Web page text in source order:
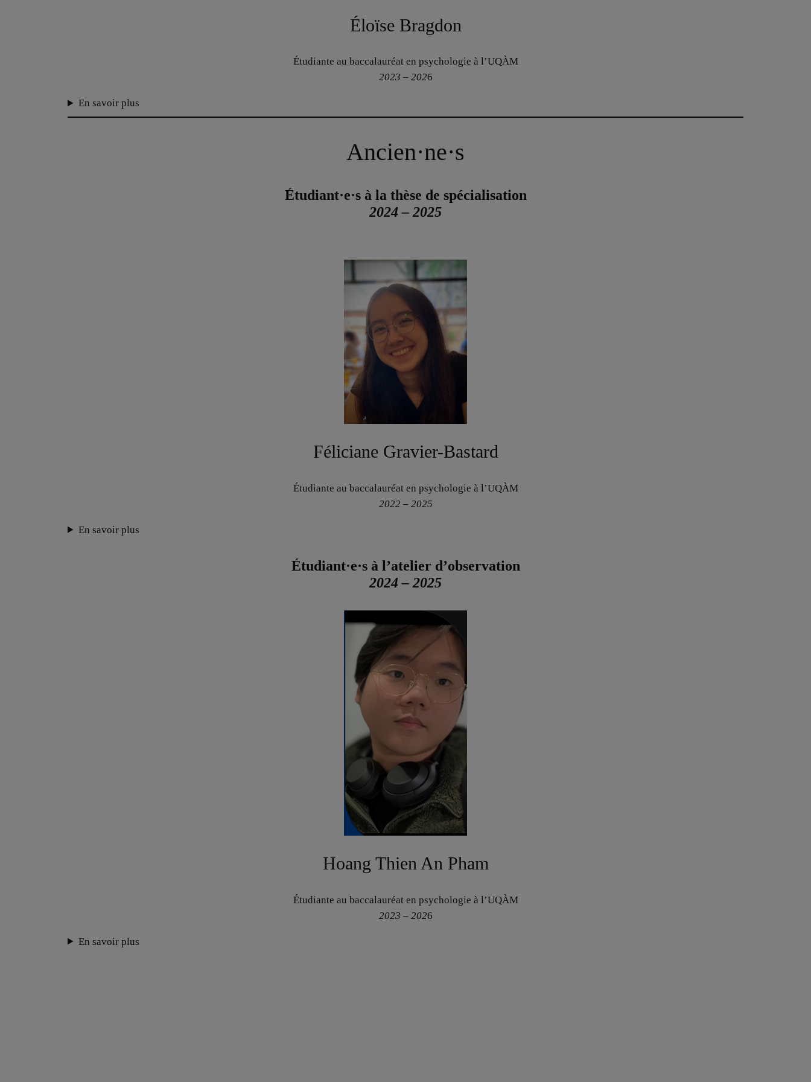
Éloïse Bragdon
Étudiante au baccalauréat en psychologie à l’UQÀM
2023 – 2026
En savoir plus
Ancien·ne·s
Étudiant·e·s à la thèse de spécialisation
2024 – 2025
Féliciane Gravier-Bastard
Étudiante au baccalauréat en psychologie à l’UQÀM
2022 – 2025
En savoir plus
Étudiant·e·s à l’atelier d’observation
2024 – 2025
Hoang Thien An Pham
Étudiante au baccalauréat en psychologie à l’UQÀM
2023 – 2026
En savoir plus